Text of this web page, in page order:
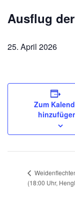
Ausflug
25. April 2026
Zum
(18:00 Uhr,